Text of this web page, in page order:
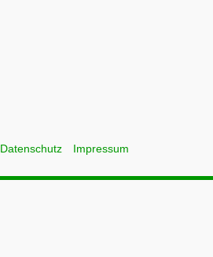
Datenschutz Impressum